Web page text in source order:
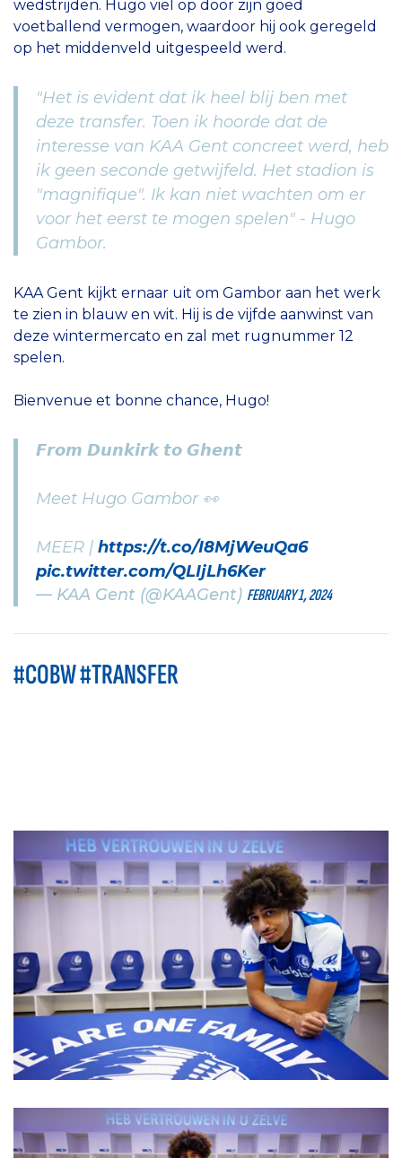
wedstrijden. Hugo viel op door zijn goed
voetballend vermogen, waardoor hij ook geregeld
op het middenveld uitgespeeld werd.
"Het is evident dat ik heel blij ben met
deze transfer. Toen ik hoorde dat de
interesse van KAA Gent concreet werd, heb
ik geen seconde getwijfeld. Het stadion is
"magnifique". Ik kan niet wachten om er
voor het eerst te mogen spelen" - Hugo
Gambor.
KAA Gent kijkt ernaar uit om Gambor aan het werk
te zien in blauw en wit. Hij is de vijfde aanwinst van
deze wintermercato en zal met rugnummer 12
spelen.
Bienvenue et bonne chance, Hugo!
𝙁𝙧𝙤𝙢 𝘿𝙪𝙣𝙠𝙞𝙧𝙠 𝙩𝙤 𝙂𝙝𝙚𝙣𝙩
Meet Hugo Gambor 👀
MEER | https://t.co/I8MjWeuQa6
pic.twitter.com/QLIjLh6Ker
— KAA Gent (@KAAGent) FEBRUARY 1, 2024
#COBW #TRANSFER